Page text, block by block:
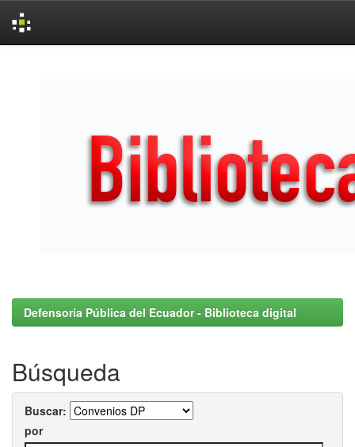
Defensoría Pública del Ecuador - Biblioteca digital
Búsqueda
Buscar:
por